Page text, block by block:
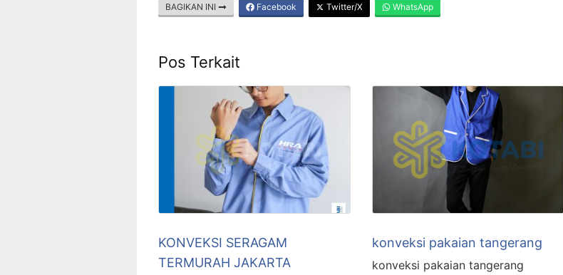
BAGIKAN INI Facebook Twitter/X WhatsApp
Pos Terkait
KONVEKSI SERAGAM
TERMURAH JAKARTA
konveksi pakaian tangerang
konveksi pakaian tangerang